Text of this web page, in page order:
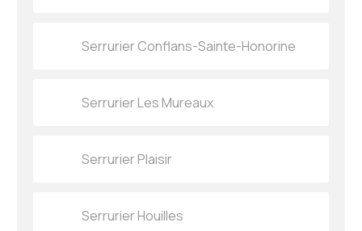
Serrurier Conflans-Sainte-Honorine
Serrurier Les Mureaux
Serrurier Plaisir
Serrurier Houilles